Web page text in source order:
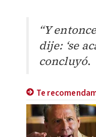
“Y
dije: ‘se
concluyó.
Te